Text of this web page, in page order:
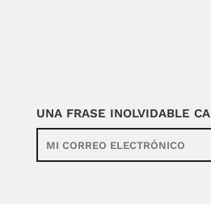
UNA FRASE INOLVIDABLE